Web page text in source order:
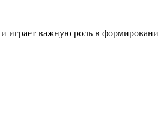
важную роль в